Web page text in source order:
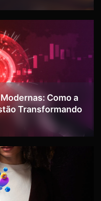
Como a
Transformando